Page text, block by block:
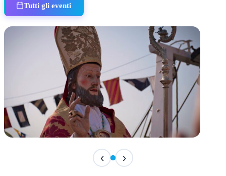
Tutti gli eventi
San Basso 2026 - il programma delle feste
‹ ›